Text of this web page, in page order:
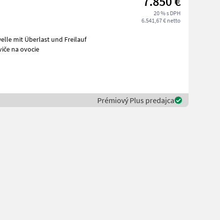
20 % s DPH
6.541,67 € netto
mit Überlast und Freilauf
na ovocie
Prémiový Plus predajca